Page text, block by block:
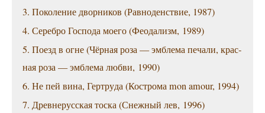
3. Поко­ле­ние двор­ни­ков (Рав­но­ден­ствие, 1987)
4. Сереб­ро Гос­по­да мое­го (Фео­да­лизм, 1989)
5. Поезд в огне (Чёр­ная роза — эмбле­ма печа­ли, крас­
ная роза — эмбле­ма люб­ви, 1990)
6. Не пей вина, Гер­тру­да (Костро­ма mon amour, 1994)
7. Древ­не­рус­ская тос­ка (Снеж­ный лев, 1996)